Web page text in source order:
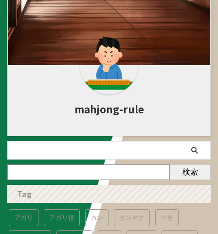
mahjong-rule
検索
Tag
アガリ アガリ役 カン タンヤオ ツモ